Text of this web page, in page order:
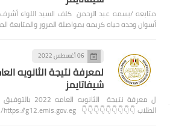
متابعه /بسمه عبد الرحمن كلف السيد اللواء
أسوان وحده حياه كريمه بمواصلة المرور والمتابعة
06 أغسطس 2022
شيفاتايمز
ل معرفة نتيجة الثانويه
الطلاب 👇👇👇👇👇👇👇👇👇 https://g12.emis.gov.eg/ وال…